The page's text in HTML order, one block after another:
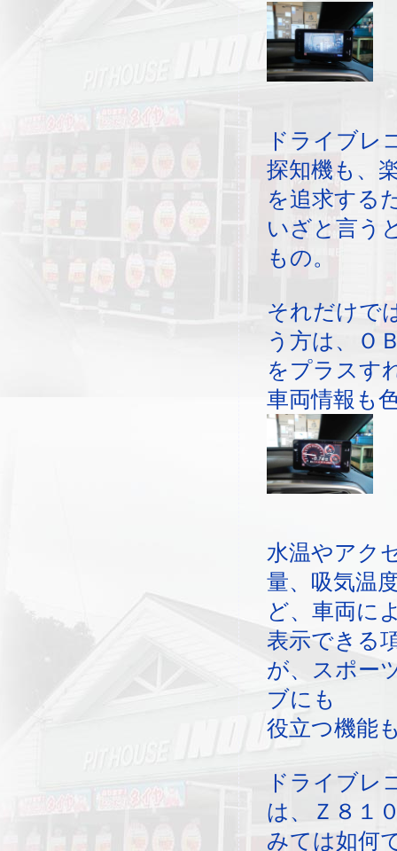
ドライブレ
探知機も、
を追求する
いざと言う
もの。
それだけで
う方は、Ｏ
をプラスす
車両情報も
水温やアク
量、吸気温
ど、車両に
表示できる
が、スポー
ブにも
役立つ機能
ドライブレ
は、Ｚ８１
みては如何